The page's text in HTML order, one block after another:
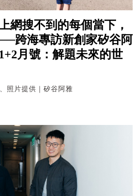
網搜不到的每個當下，
跨海專訪新創家矽谷阿
月號：解題未來的世
照片提供｜矽谷阿雅